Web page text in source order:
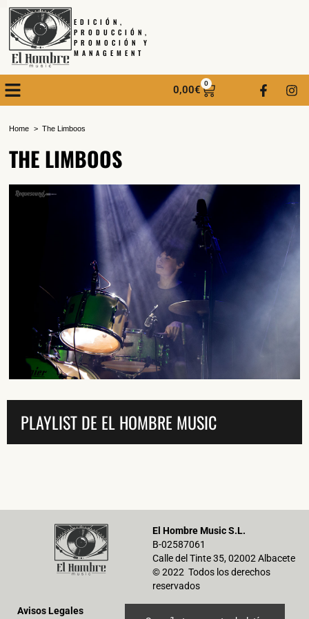
EDICIÓN,
PRODUCCIÓN,
PROMOCIÓN Y
MANAGEMENT
0,00€
0
Home The Limboos
THE LIMBOOS
PLAYLIST DE EL HOMBRE MUSIC
El Hombre Music S.L.
B-02587061
Calle del Tinte 35, 02002 Albacete
© 2022 Todos los derechos
reservados
Avisos Legales
SUSCRÍBETE A NUESTRO BOLETÍN
He leído y acepto laPolítica de Privacidad
DARME DE ALTA